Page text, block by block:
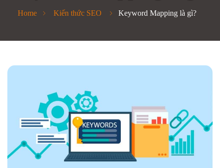
Home Kiến thức SEO Keyword Mapping là gì?